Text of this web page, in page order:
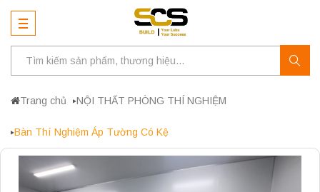
Trang chủ NỘI THẤT PHÒNG THÍ NGHIỆM
Bàn Thí Nghiệm Áp Tường Có Kệ